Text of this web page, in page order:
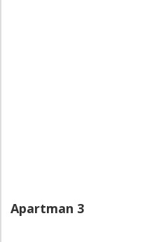
Apartman 3